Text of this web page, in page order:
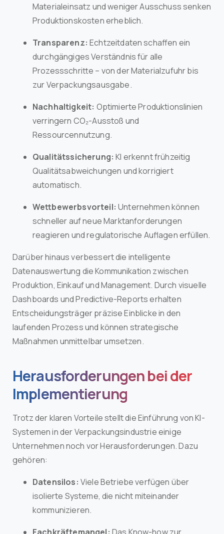
Materialeinsatz und weniger Ausschuss senken
Produktionskosten erheblich.
Transparenz: Echtzeitdaten schaffen ein
durchgängiges Verständnis für alle
Prozessschritte – von der Materialzufuhr bis
zur Verpackungsausgabe.
Nachhaltigkeit: Optimierte Produktionslinien
verringern CO₂-Ausstoß und
Ressourcennutzung.
Qualitätssicherung: KI erkennt frühzeitig
Qualitätsabweichungen und korrigiert
automatisch.
Wettbewerbsvorteil: Unternehmen können
schneller auf neue Marktanforderungen
reagieren und regulatorische Auflagen erfüllen.
Darüber hinaus verbessert die intelligente
Datenauswertung die Kommunikation zwischen
Produktion, Einkauf und Management. Durch visuelle
Dashboards und Predictive-Reports erhalten
Entscheidungsträger präzise Einblicke in den
laufenden Prozess und können strategische
Maßnahmen unmittelbar umsetzen.
Herausforderungen bei der
Implementierung
Trotz der klaren Vorteile stellt die Einführung von KI-
Systemen in der Verpackungsindustrie einige
Unternehmen noch vor Herausforderungen. Dazu
gehören:
Datensilos: Viele Betriebe verfügen über
isolierte Systeme, die nicht miteinander
kommunizieren.